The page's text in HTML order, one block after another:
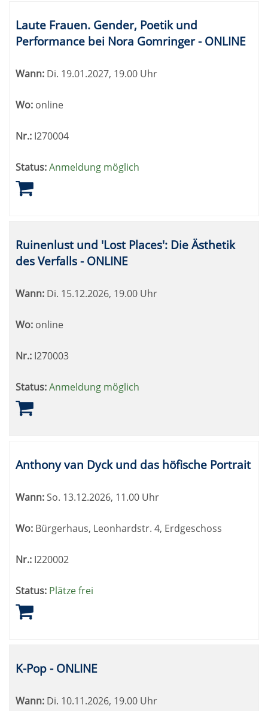
Laute Frauen. Gender, Poetik und
Performance bei Nora Gomringer - ONLINE
Wann: Di. 19.01.2027, 19.00 Uhr
Wo: online
Nr.: I270004
Status:Anmeldung möglich
Ruinenlust und 'Lost Places': Die Ästhetik
des Verfalls - ONLINE
Wann: Di. 15.12.2026, 19.00 Uhr
Wo: online
Nr.: I270003
Status:Anmeldung möglich
Anthony van Dyck und das höfische Portrait
Wann:So. 13.12.2026, 11.00 Uhr
Wo: Bürgerhaus, Leonhardstr. 4, Erdgeschoss
Nr.: I220002
Status: Plätze frei
K-Pop - ONLINE
Wann: Di. 10.11.2026, 19.00 Uhr